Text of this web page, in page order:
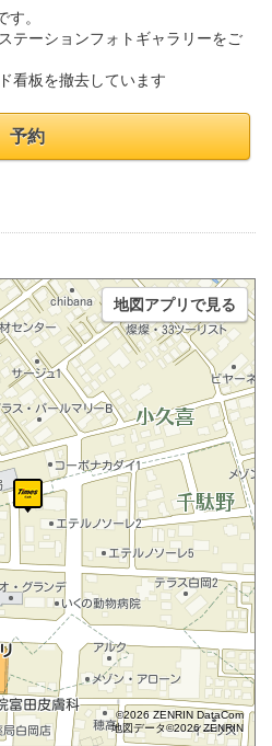
す。
テーションフォトギャラリーをご
看板を撤去しています
予約
©2026 ZENRIN DataCom
地図データ©2026 ZENRIN
地図アプリで見る